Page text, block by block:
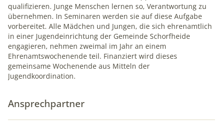
qualifizieren. Junge Menschen lernen so, Verantwortung zu
übernehmen. In Seminaren werden sie auf diese Aufgabe
vorbereitet. Alle Mädchen und Jungen, die sich ehrenamtlich
in einer Jugendeinrichtung der Gemeinde Schorfheide
engagieren, nehmen zweimal im Jahr an einem
Ehrenamtswochenende teil. Finanziert wird dieses
gemeinsame Wochenende aus Mitteln der
Jugendkoordination.
Ansprechpartner
mindshape Cookie Consent
Name:
cookie_consent
Anbieter:
mindshape GmbH
Speichert Ihre Cookie-Einstellungen
Cookie Laufzeit: